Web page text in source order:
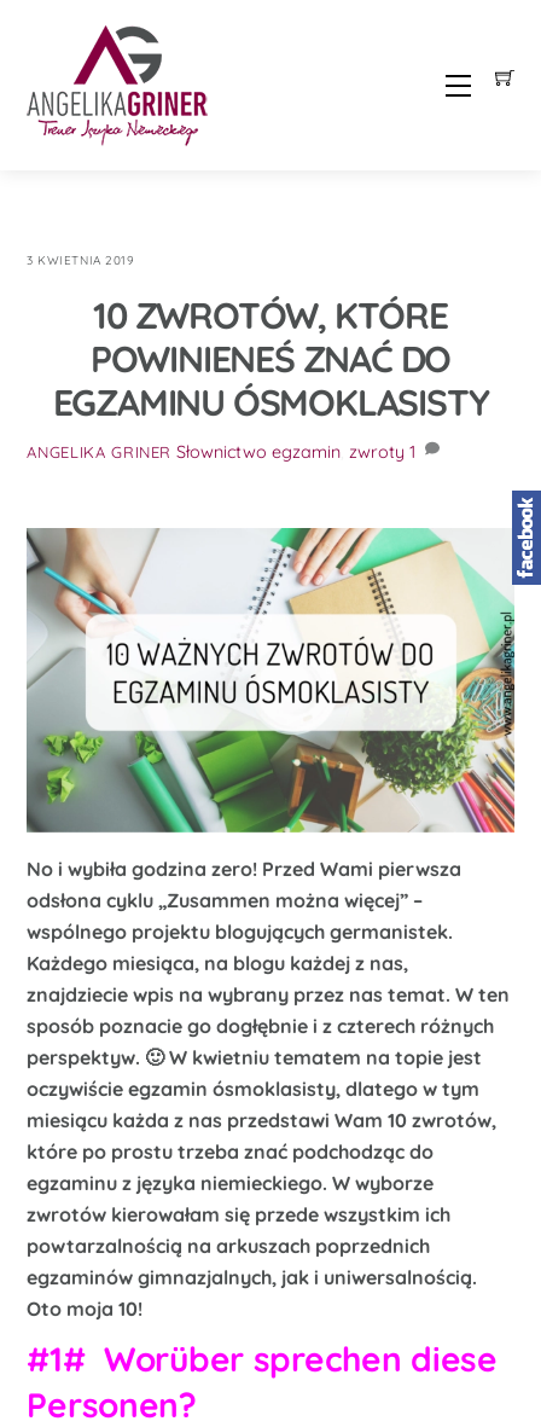
Menu
3 KWIETNIA 2019
10 ZWROTÓW, KTÓRE
POWINIENEŚ ZNAĆ DO
EGZAMINU ÓSMOKLASISTY
ANGELIKA GRINER Słownictwo egzamin ,zwroty 1
No i wybiła godzina zero! Przed Wami pierwsza
odsłona cyklu „Zusammen można więcej” –
wspólnego projektu blogujących germanistek.
Każdego miesiąca, na blogu każdej z nas,
znajdziecie wpis na wybrany przez nas temat. W ten
sposób poznacie go dogłębnie i z czterech różnych
perspektyw. 🙂 W kwietniu tematem na topie jest
oczywiście egzamin ósmoklasisty, dlatego w tym
miesiącu każda z nas przedstawi Wam 10 zwrotów,
które po prostu trzeba znać podchodząc do
egzaminu z języka niemieckiego. W wyborze
zwrotów kierowałam się przede wszystkim ich
powtarzalnością na arkuszach poprzednich
egzaminów gimnazjalnych, jak i uniwersalnością.
Oto moja 10!
#1# Worüber sprechen diese
Personen?